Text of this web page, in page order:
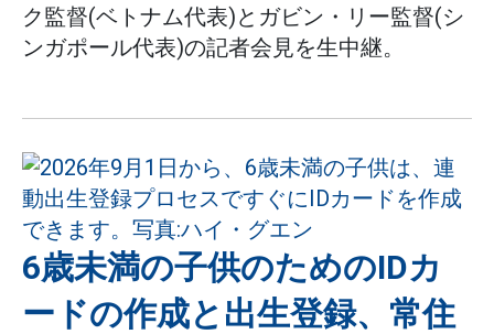
ク監督(ベトナム代表)とガビン・リー監督(シ
ンガポール代表)の記者会見を生中継。
6歳未満の子供のためのIDカ
ードの作成と出生登録、常住